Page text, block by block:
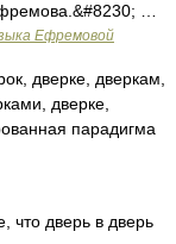
…
Ефремовой
дверке, дверкам,
дверке,
парадигма
что дверь в дверь